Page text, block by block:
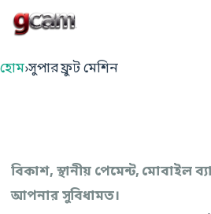
হোম›সুপার ফ্রুট মেশিন
বিকাশ, স্থানীয় পেমেন্ট, মোবাইল
আপনার সুবিধামত।